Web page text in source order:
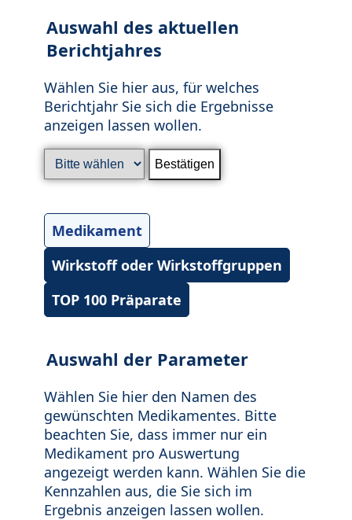
Auswahl des aktuellen
Berichtjahres
Wählen Sie hier aus, für welches
Berichtjahr Sie sich die Ergebnisse
anzeigen lassen wollen.
Medikament
Wirkstoff oder Wirkstoffgruppen
TOP 100 Präparate
Auswahl der Parameter
Wählen Sie hier den Namen des
gewünschten Medikamentes. Bitte
beachten Sie, dass immer nur ein
Medikament pro Auswertung
angezeigt werden kann. Wählen Sie die
Kennzahlen aus, die Sie sich im
Ergebnis anzeigen lassen wollen.